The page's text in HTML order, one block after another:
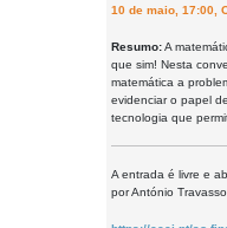
10 de maio, 17:00,
Resumo:A
que sim! Nesta
matemática a
evidenciar o papel
tecnologia que
A entrada é livre e
por António